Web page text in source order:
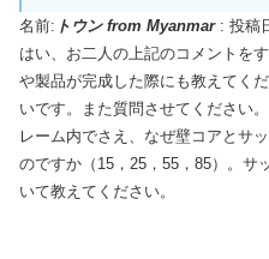
名前: トウン from Myanmar: 投稿
はい、お二人の上記のコメントを
や製品が完成した際にも教えてく
いです。また質問させてください
レーム内でさえ、なぜ壁コアとサ
のですか（15，25，55，85）。サ
いて教えてください。